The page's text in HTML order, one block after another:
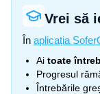
Vrei să
În aplicația
Ai toate
Progresul
Întrebările